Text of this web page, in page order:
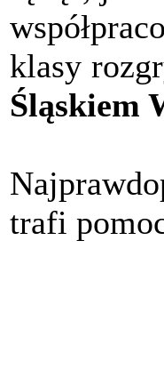
klasy
Śląskiem
trafi